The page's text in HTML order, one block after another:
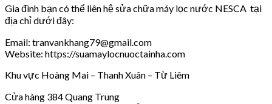
Gia đình bạn có thể liên hệ sửa chữa máy lọc nước NESCA tại
địa chỉ dưới đây:
Email: tranvankhang79@gmail.com
Website: https://suamaylocnuoctainha.com
Khu vực Hoàng Mai – Thanh Xuân – Từ Liêm
Cửa hàng 384 Quang Trung